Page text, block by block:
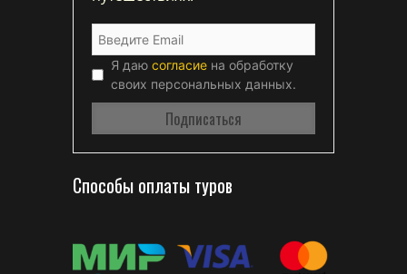
Я даю согласие на обработку
своих персональных данных.
Способы оплаты туров